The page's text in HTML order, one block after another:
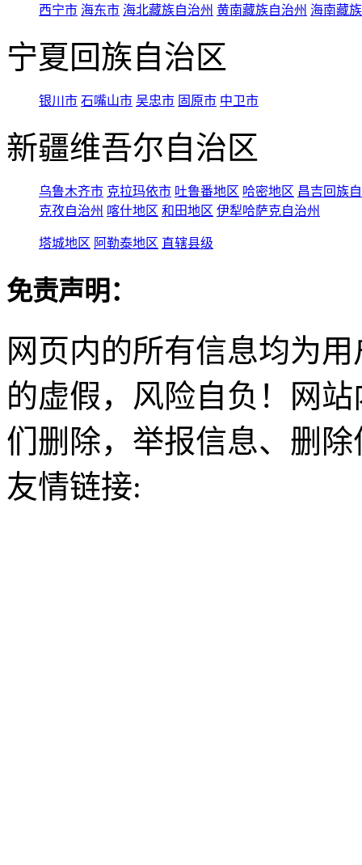
西宁市 海东市 海北藏族自治州 黄南藏族自治州 海南藏
宁夏回族自治区
银川市 石嘴山市 吴忠市 固原市 中卫市
新疆维吾尔自治区
乌鲁木齐市 克拉玛依市 吐鲁番地区 哈密地区 昌吉回族
克孜自治州 喀什地区 和田地区 伊犁哈萨克自治州
塔城地区 阿勒泰地区 直辖县级
免责声明：
网页内的所有信息均为
的虚假，风险自负！网
们删除，举报信息、删
友情链接: